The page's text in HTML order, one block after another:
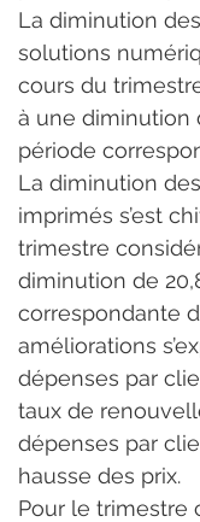
La diminution
solutions
cours du
à une diminution
période
La diminution
imprimés s’est
trimestre
diminution de
correspondante
améliorations
dépenses par
taux de
dépenses par
hausse des prix.
Pour le trimestre